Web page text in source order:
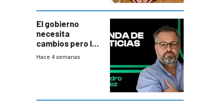
El gobierno
necesita
cambios pero los
ministros tienen
Hace 4 semanas